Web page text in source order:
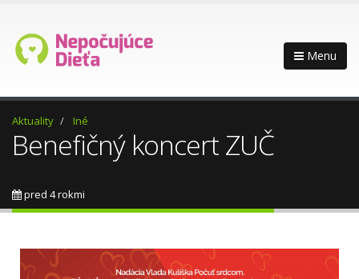
Menu
Aktuality Iné
Benefičný koncert ZUČ
pred 4 rokmi